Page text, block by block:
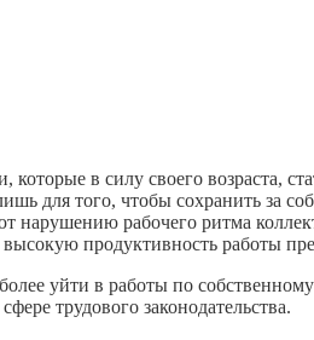
в силу своего возраста,
того, чтобы сохранить за
нарушению рабочего ритма
продуктивность работы
уйти в работы по
трудового законодательства.